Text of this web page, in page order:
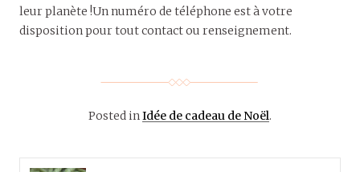
leur planète !Un numéro de téléphone est à votre
disposition pour tout contact ou renseignement.
Posted inIdée de cadeau de Noël.